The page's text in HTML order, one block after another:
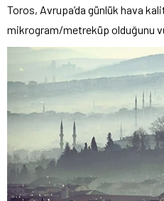
Toros, Avrupa’da günlük hava
mikrogram/metreküp olduğunu